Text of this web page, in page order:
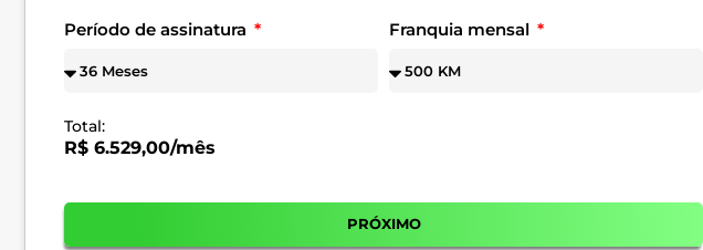
Período de assinatura Franquia mensal
Total:
R$ 6.529,00/mês
PRÓXIMO